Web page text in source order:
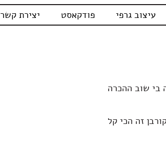
עיצוב גרפי פודקאסט יצירת קשר
בי שוב ההכרה
זה הכי קל